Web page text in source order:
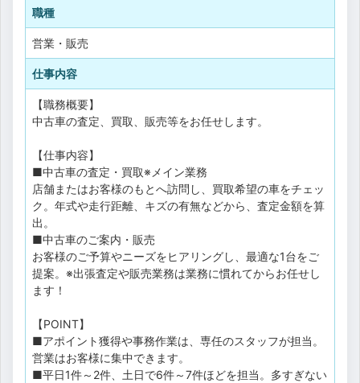
職種
営業・販売
仕事内容
【職務概要】
中古車の査定、買取、販売等をお任せします。
【仕事内容】
■中古車の査定・買取※メイン業務
店舗またはお客様のもとへ訪問し、買取希望の車をチェッ
ク。年式や走行距離、キズの有無などから、査定金額を算
出。
■中古車のご案内・販売
お客様のご予算やニーズをヒアリングし、最適な1台をご
提案。※出張査定や販売業務は業務に慣れてからお任せし
ます！
【POINT】
■アポイント獲得や事務作業は、専任のスタッフが担当。
営業はお客様に集中できます。
■平日1件～2件、土日で6件～7件ほどを担当。多すぎない